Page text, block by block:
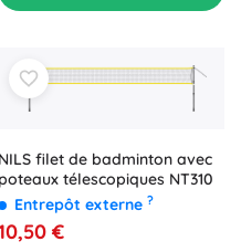
NILS filet de badminton avec
poteaux télescopiques NT310
Entrepôt externe ?
€